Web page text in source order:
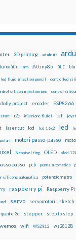
3D printing adafruit
Yún arm Attiny85 BLE
fluid injection pencil controlled
silicon injection pen control
dolly project encoder ESP8266
i2c iniezione fluidi IoT
laser cut lcd lcd 16x2 led
motori passo-passo
Neopixel ring OLED oled
passo pcb penna automatica
silicone automatica potenziometro
raspberry pi Raspberry Pi
servo servomotori sketch
3d stepper step to step
wemos wifi WS2812 ws2812B